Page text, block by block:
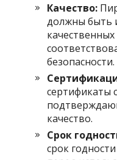
Качество:
должны быть
безопасности.
сертификаты
качество.
Срок
срок